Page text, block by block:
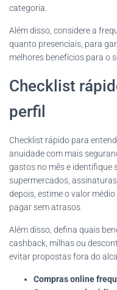
categoria.
Além disso, considere a
quanto presenciais, para
melhores benefícios para o
Checklist
perfil
Checklist rápido para
anuidade com mais
gastos no mês e identifique
supermercados,
depois, estime o valor
pagar sem atrasos.
Além disso, defina quais
cashback, milhas ou
evitar propostas fora do
Compras online